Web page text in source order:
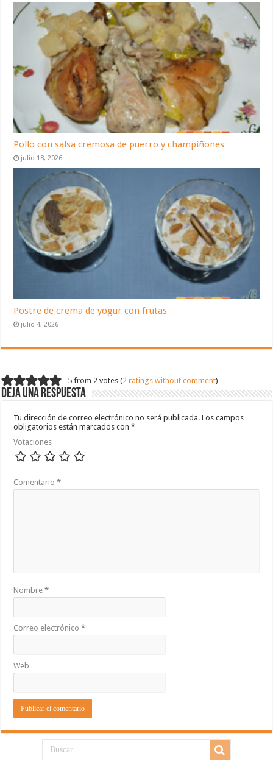
Pollo con salsa cremosa de puerro y champiñones
julio 18, 2026
Postre de crema de yogur con frutas
julio 4, 2026
5 from 2 votes (2 ratings without comment)
Deja una respuesta
Tu dirección de correo electrónico no será publicada. Los campos
obligatorios están marcados con*
Votaciones
Comentario*
Nombre*
Correo electrónico*
Web